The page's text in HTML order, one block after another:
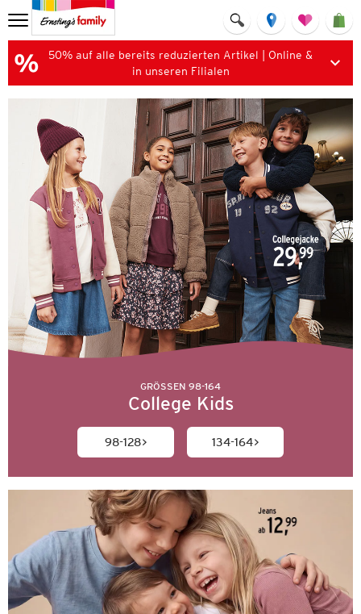
50% auf alle bereits reduzierten Artikel | Online &
in unseren Filialen
GRÖSSEN 98-164
College Kids
98-128 134-164